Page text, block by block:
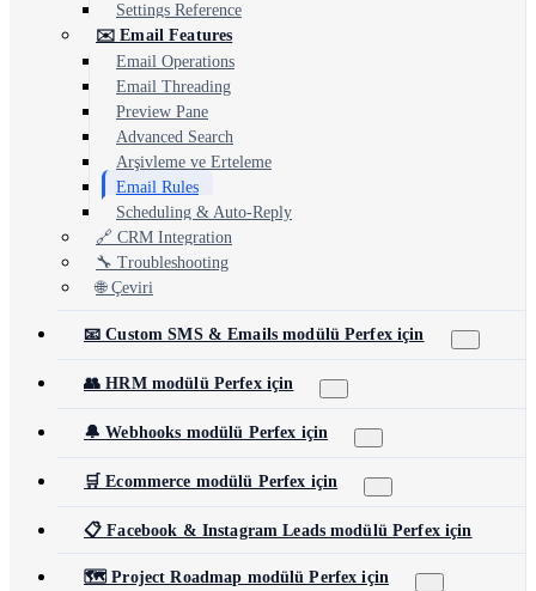
Settings Reference
✉️ Email Features
Email Operations
Email Threading
Preview Pane
Advanced Search
Arşivleme ve Erteleme
Email Rules
Scheduling & Auto-Reply
🔗 CRM Integration
🔧 Troubleshooting
🌐 Çeviri
📧 Custom SMS & Emails modülü Perfex için
👥 HRM modülü Perfex için
🔔 Webhooks modülü Perfex için
🛒 Ecommerce modülü Perfex için
📋 Facebook & Instagram Leads modülü Perfex için
🗺️ Project Roadmap modülü Perfex için